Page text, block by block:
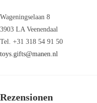
Wageningselaan 8
3903 LA Veenendaal
Tel. +31 318 54 91 50
toys.gifts@manen.nl
Rezensionen